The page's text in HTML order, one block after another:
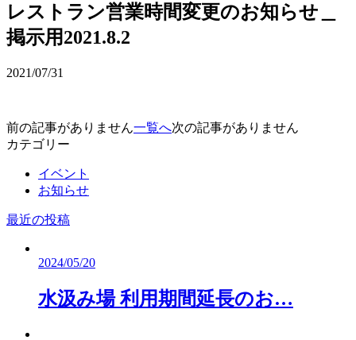
レストラン営業時間変更のお知らせ＿
掲示用2021.8.2
2021/07/31
前の記事がありません一覧へ次の記事がありません
カテゴリー
イベント
お知らせ
最近の投稿
2024/05/20
水汲み場 利用期間延長のお…